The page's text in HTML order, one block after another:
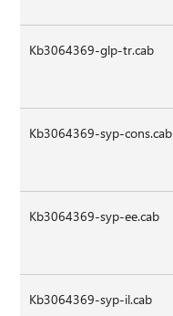
Kb3064369-glp-tr.cab
Kb3064369-syp-cons.cab
Kb3064369-syp-ee.cab
Kb3064369-syp-il.cab